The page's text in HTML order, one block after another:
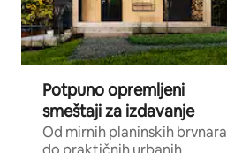
Potpuno opremljeni
smeštaji za izdavanje
Od mirnih planinskih brvnara